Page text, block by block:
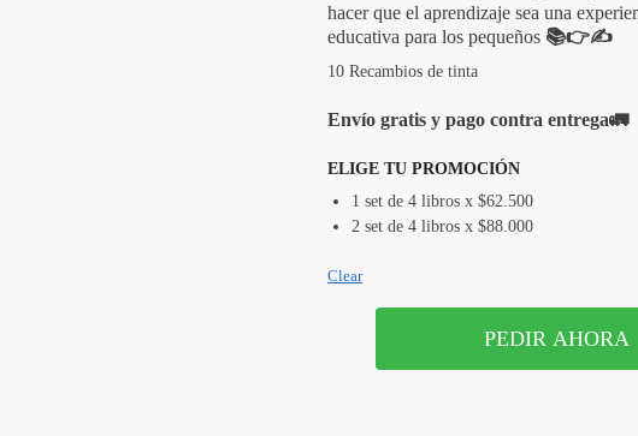
hacer que el aprendizaje sea una
educativa para los pequeños 📚👉✍️
10 Recambios de tinta
Envío gratis y pago contra entrega🚛
ELIGE TU PROMOCIÓN
1 set de 4 libros x $62.500
2 set de 4 libros x $88.000
Clear
PEDIR AHORA